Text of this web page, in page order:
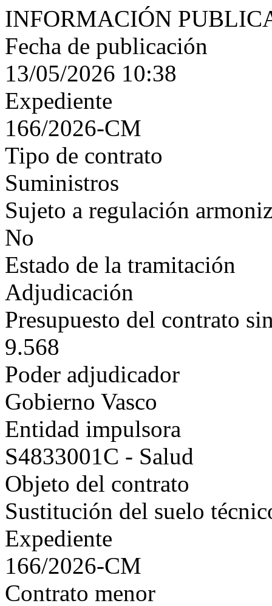
INFORMACIÓN
Fecha de publicación
13/05/2026 10:38
Expediente
166/2026-CM
Tipo de contrato
Suministros
Sujeto a regulación
No
Estado de la tramitación
Adjudicación
Presupuesto del contrato
9.568
Poder adjudicador
Gobierno Vasco
Entidad impulsora
S4833001C - Salud
Objeto del contrato
Sustitución del suelo
Expediente
166/2026-CM
Contrato menor